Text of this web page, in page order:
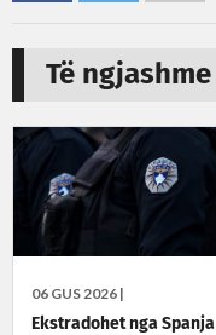
Të ngjashme
06 GUS 2026 |
Ekstradohet nga Spanja